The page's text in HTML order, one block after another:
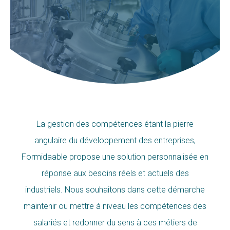
La gestion des compétences étant la pierre
angulaire du développement des entreprises,
Formidaable propose une solution personnalisée en
réponse aux besoins réels et actuels des
industriels. Nous souhaitons dans cette démarche
maintenir ou mettre à niveau les compétences des
salariés et redonner du sens à ces métiers de